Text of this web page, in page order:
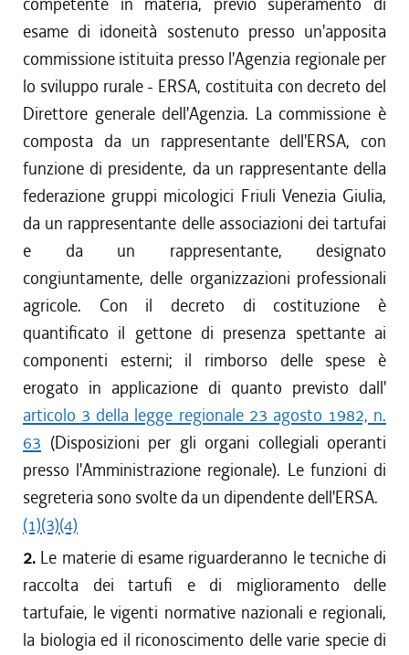
esame di idoneità sostenuto presso un'apposita
commissione istituita presso l'Agenzia regionale per
lo sviluppo rurale - ERSA, costituita con decreto del
Direttore generale dell'Agenzia. La commissione è
composta da un rappresentante dell'ERSA, con
funzione di presidente, da un rappresentante della
federazione gruppi micologici Friuli Venezia Giulia,
da un rappresentante delle associazioni dei tartufai
e da un rappresentante, designato
congiuntamente, delle organizzazioni professionali
agricole. Con il decreto di costituzione è
quantificato il gettone di presenza spettante ai
componenti esterni; il rimborso delle spese è
erogato in applicazione di quanto previsto dall'
articolo 3 della legge regionale 23 agosto 1982, n.
63 (Disposizioni per gli organi collegiali operanti
presso l'Amministrazione regionale). Le funzioni di
segreteria sono svolte da un dipendente dell'ERSA.
(1)(3)(4)
2. Le materie di esame riguarderanno le tecniche di
raccolta dei tartufi e di miglioramento delle
tartufaie, le vigenti normative nazionali e regionali,
la biologia ed il riconoscimento delle varie specie di